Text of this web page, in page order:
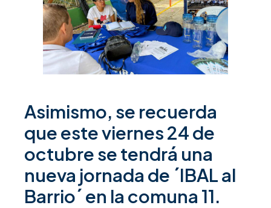
Asimismo, se recuerda
que este viernes 24 de
octubre se tendrá una
nueva jornada de ´IBAL al
Barrio´ en la comuna 11.